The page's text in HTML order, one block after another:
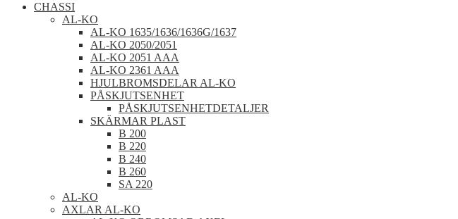
CHASSI
AL-KO
AL-KO 1635/1636/1636G/1637
AL-KO 2050/2051
AL-KO 2051 AAA
AL-KO 2361 AAA
HJULBROMSDELAR AL-KO
PÅSKJUTSENHET
PÅSKJUTSENHETDETALJER
SKÄRMAR PLAST
B 200
B 220
B 240
B 260
SA 220
AL-KO
AXLAR AL-KO